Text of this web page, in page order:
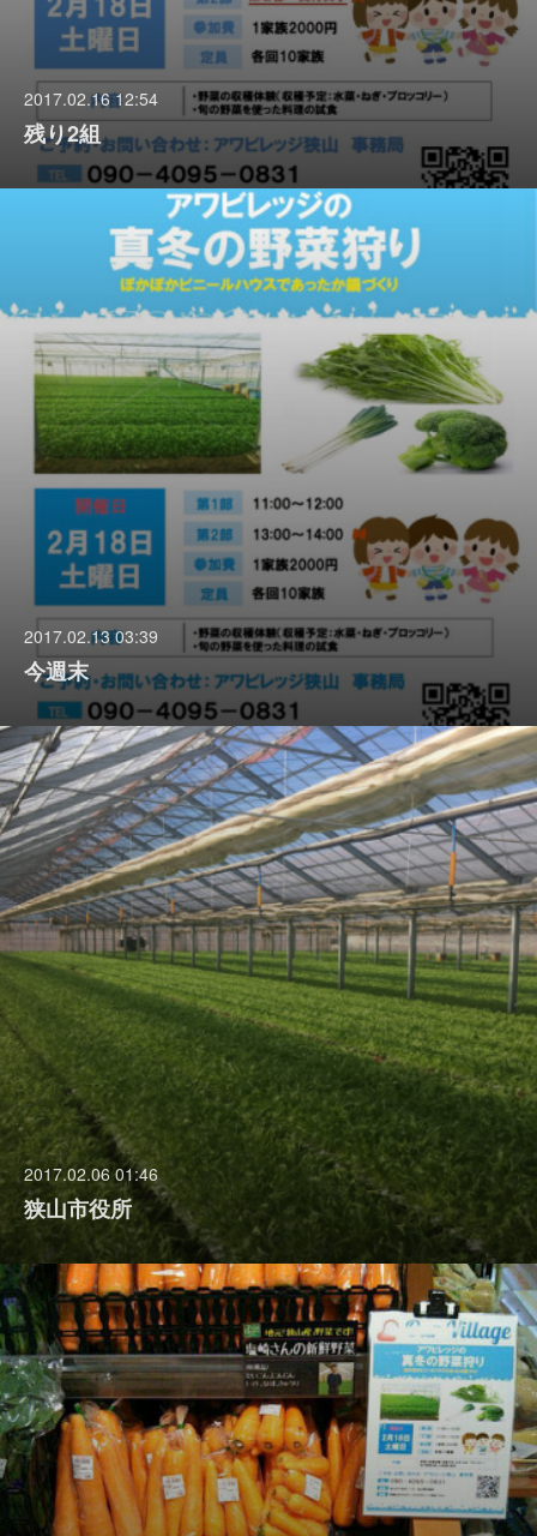
2017.02.16 12:54
残り2組
2017.02.13 03:39
今週末
2017.02.06 01:46
狭山市役所